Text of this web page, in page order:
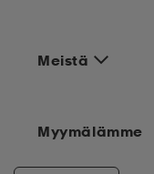
Meistä
Myymälämme